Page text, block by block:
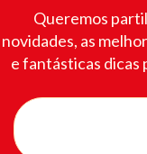
Queremos
novidades, as
e fantásticas dicas